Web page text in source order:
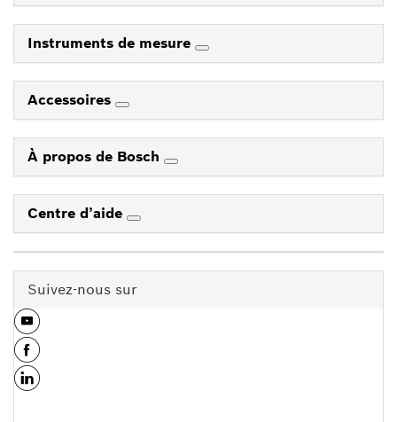
Instruments de mesure
Accessoires
À propos de Bosch
Centre d’aide
Suivez-nous sur